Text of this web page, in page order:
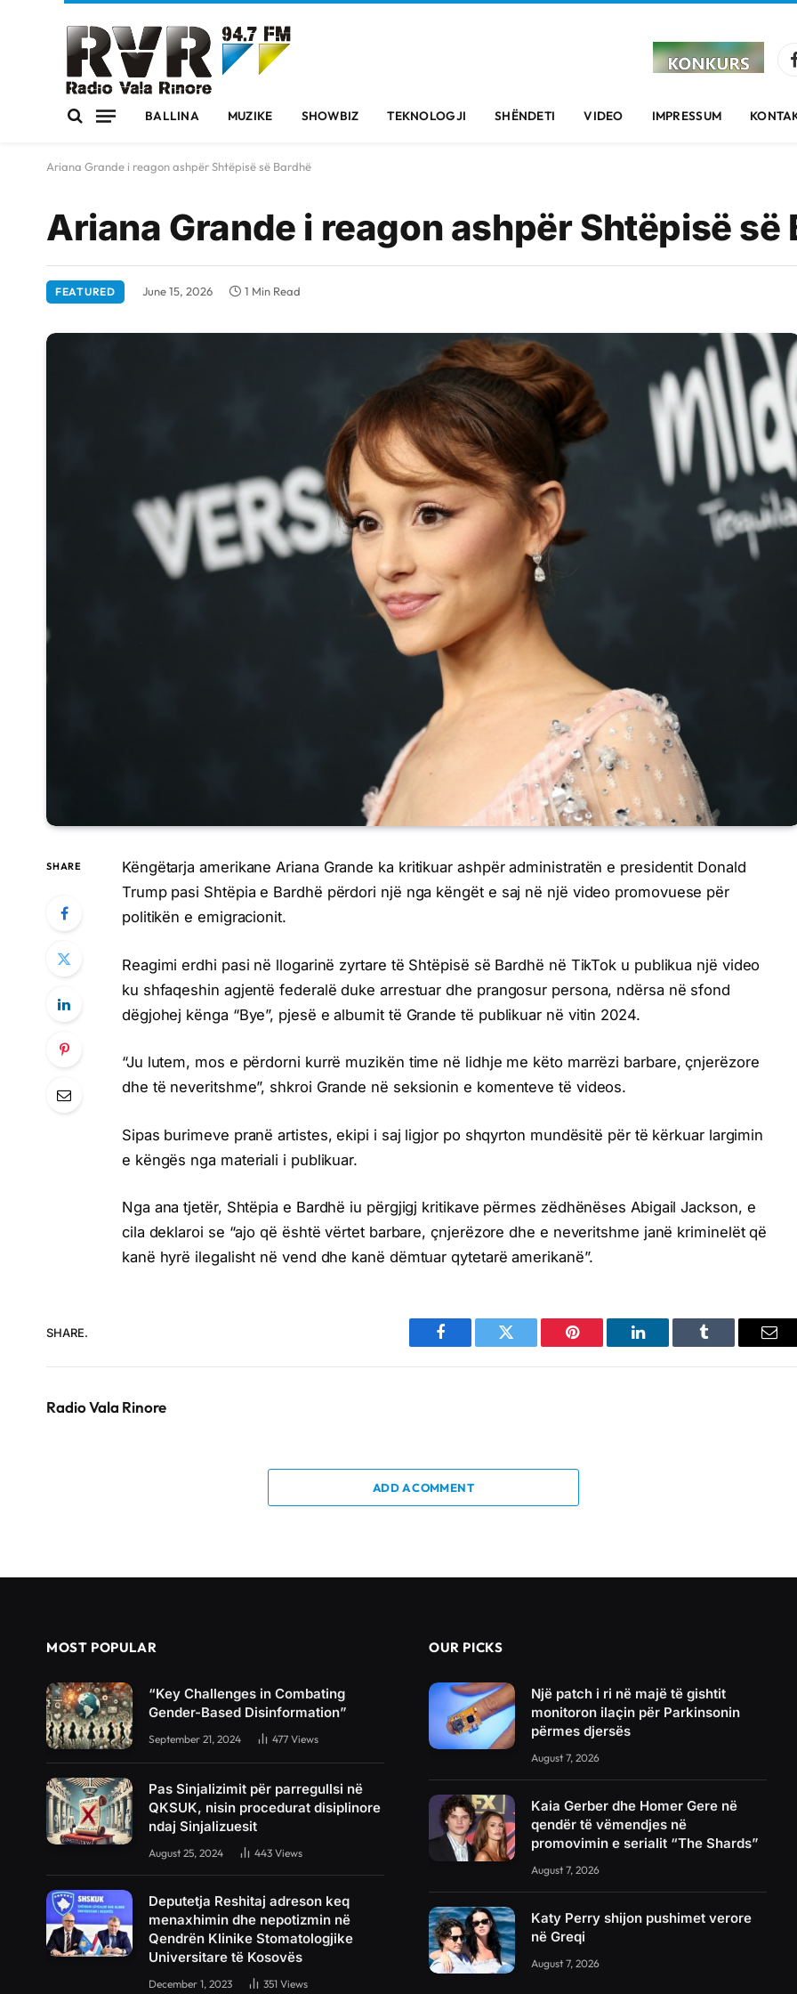
BALLINA MUZIKE SHOWBIZ TEKNOLOGJI SHËNDETI VIDEO IMPRESSUM
Ariana Grande i reagon ashpër Shtëpisë së Bardhë
Ariana Grande i reagon ashpër Shtëpisë së
FEATURED June 15, 2026 1 Min Read
SHARE
Këngëtarja amerikane Ariana Grande ka kritikuar ashpër administratën e presidentit Donald
Trump pasi Shtëpia e Bardhë përdori një nga këngët e saj në një video promovuese për
politikën e emigracionit.
Reagimi erdhi pasi në llogarinë zyrtare të Shtëpisë së Bardhë në TikTok u publikua një video
ku shfaqeshin agjentë federalë duke arrestuar dhe prangosur persona, ndërsa në sfond
dëgjohej kënga “Bye”, pjesë e albumit të Grande të publikuar në vitin 2024.
“Ju lutem, mos e përdorni kurrë muzikën time në lidhje me këto marrëzi barbare, çnjerëzore
dhe të neveritshme”, shkroi Grande në seksionin e komenteve të videos.
Sipas burimeve pranë artistes, ekipi i saj ligjor po shqyrton mundësitë për të kërkuar largimin
e këngës nga materiali i publikuar.
Nga ana tjetër, Shtëpia e Bardhë iu përgjigj kritikave përmes zëdhënëses Abigail Jackson, e
cila deklaroi se “ajo që është vërtet barbare, çnjerëzore dhe e neveritshme janë kriminelët që
kanë hyrë ilegalisht në vend dhe kanë dëmtuar qytetarë amerikanë”.
SHARE.
Facebook Twitter Pinterest LinkedIn Tumblr
Radio Vala Rinore
ADD A COMMENT
MOST POPULAR
“Key Challenges in Combating
Gender-Based Disinformation”
September 21, 2024 477 Views
Pas Sinjalizimit për parregullsi në
QKSUK, nisin procedurat disiplinore
ndaj Sinjalizuesit
August 25, 2024 443 Views
Deputetja Reshitaj adreson keq
menaxhimin dhe nepotizmin në
Qendrën Klinike Stomatologjike
Universitare të Kosovës
December 1, 2023 351 Views
OUR PICKS
Një patch i ri në majë të gishtit
monitoron ilaçin për Parkinsonin
përmes djersës
August 7, 2026
Kaia Gerber dhe Homer Gere në
qendër të vëmendjes në
promovimin e serialit “The Shards”
August 7, 2026
Katy Perry shijon pushimet verore
në Greqi
August 7, 2026